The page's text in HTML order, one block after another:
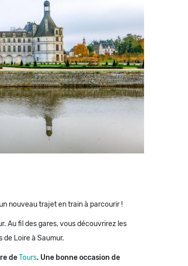
nouveau trajet en train à parcourir !
Au fil des gares, vous découvrirez les
de Loire à Saumur.
deTours. Une bonne occasion de